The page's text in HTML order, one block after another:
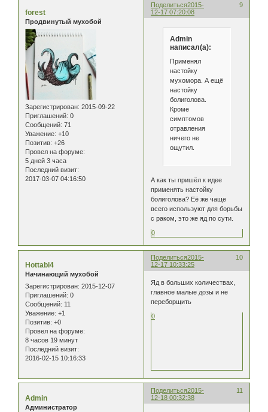
Поделиться 9
2015-
12-17 07:20:08
forest
Продвинутый мухобой
Зарегистрирован: 2015-09-22
Приглашений: 0
Сообщений: 71
Уважение: +10
Позитив: +26
Провел на форуме:
5 дней 3 часа
Последний визит:
2017-03-07 04:16:50
Admin
написал(а):
Применял
настойку
мухомора. А ещё
настойку
болиголова.
Кроме
симптомов
отравления
ничего не
ощутил.
А как ты пришёл к идее
применять настойку
болиголова? Её же чаще
всего используют для борьбы
с раком, это же яд по сути.
0
Поделиться 10
2015-
12-17 10:33:25
Hottabi4
Начинающий мухобой
Зарегистрирован: 2015-12-07
Приглашений: 0
Сообщений: 11
Уважение: +1
Позитив: +0
Провел на форуме:
8 часов 19 минут
Последний визит:
2016-02-15 10:16:33
Яд в больших количествах,
главное малые дозы и не
переборщить
0
Поделиться 11
2015-
12-18 00:32:38
Admin
Администратор